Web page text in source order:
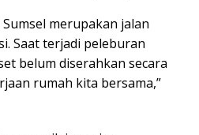
merupakan jalan
Saat terjadi peleburan
belum diserahkan secara
rumah kita bersama,”